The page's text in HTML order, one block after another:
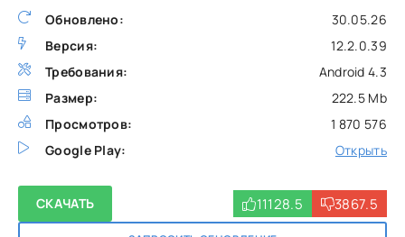
Обновлено:
30.05.26
Версия:
12.2.0.39
Требования:
Android 4.3
Размер:
222.5 Mb
Просмотров:
1 870 576
Google Play:
Открыть
СКАЧАТЬ 11128.5 3867.5